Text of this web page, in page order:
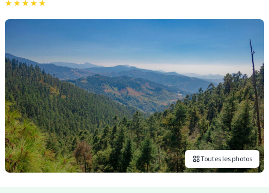
★★★★★
Toutes les photos